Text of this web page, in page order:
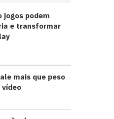
jogos podem
e transformar
mais que peso
vídeo